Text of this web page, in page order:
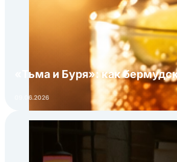
«Тьма и Буря»: как
09.06.2026